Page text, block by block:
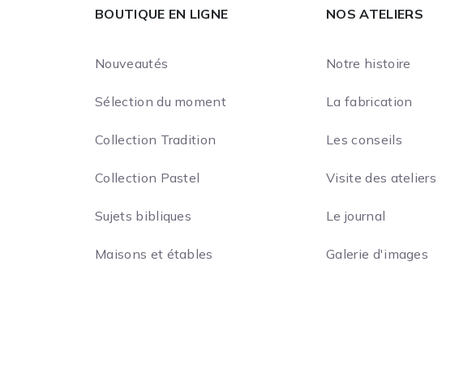
BOUTIQUE EN LIGNE
Nouveautés
Sélection du moment
Collection Tradition
Collection Pastel
Sujets bibliques
Maisons et étables
NOS ATELIERS
Notre histoire
La fabrication
Les conseils
Visite des ateliers
Le journal
Galerie d'images